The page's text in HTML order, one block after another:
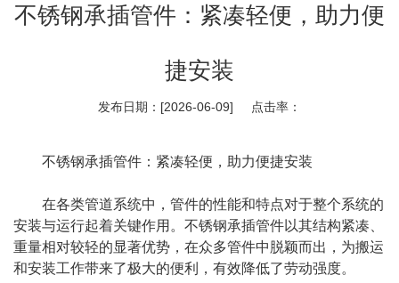
不锈钢承插管件：紧凑轻便，助力便
捷安装
发布日期：[2026-06-09] 点击率：
不锈钢承插管件：紧凑轻便，助力便捷安装
在各类管道系统中，管件的性能和特点对于整个系统的
安装与运行起着关键作用。不锈钢承插管件以其结构紧凑、
重量相对较轻的显著优势，在众多管件中脱颖而出，为搬运
和安装工作带来了极大的便利，有效降低了劳动强度。